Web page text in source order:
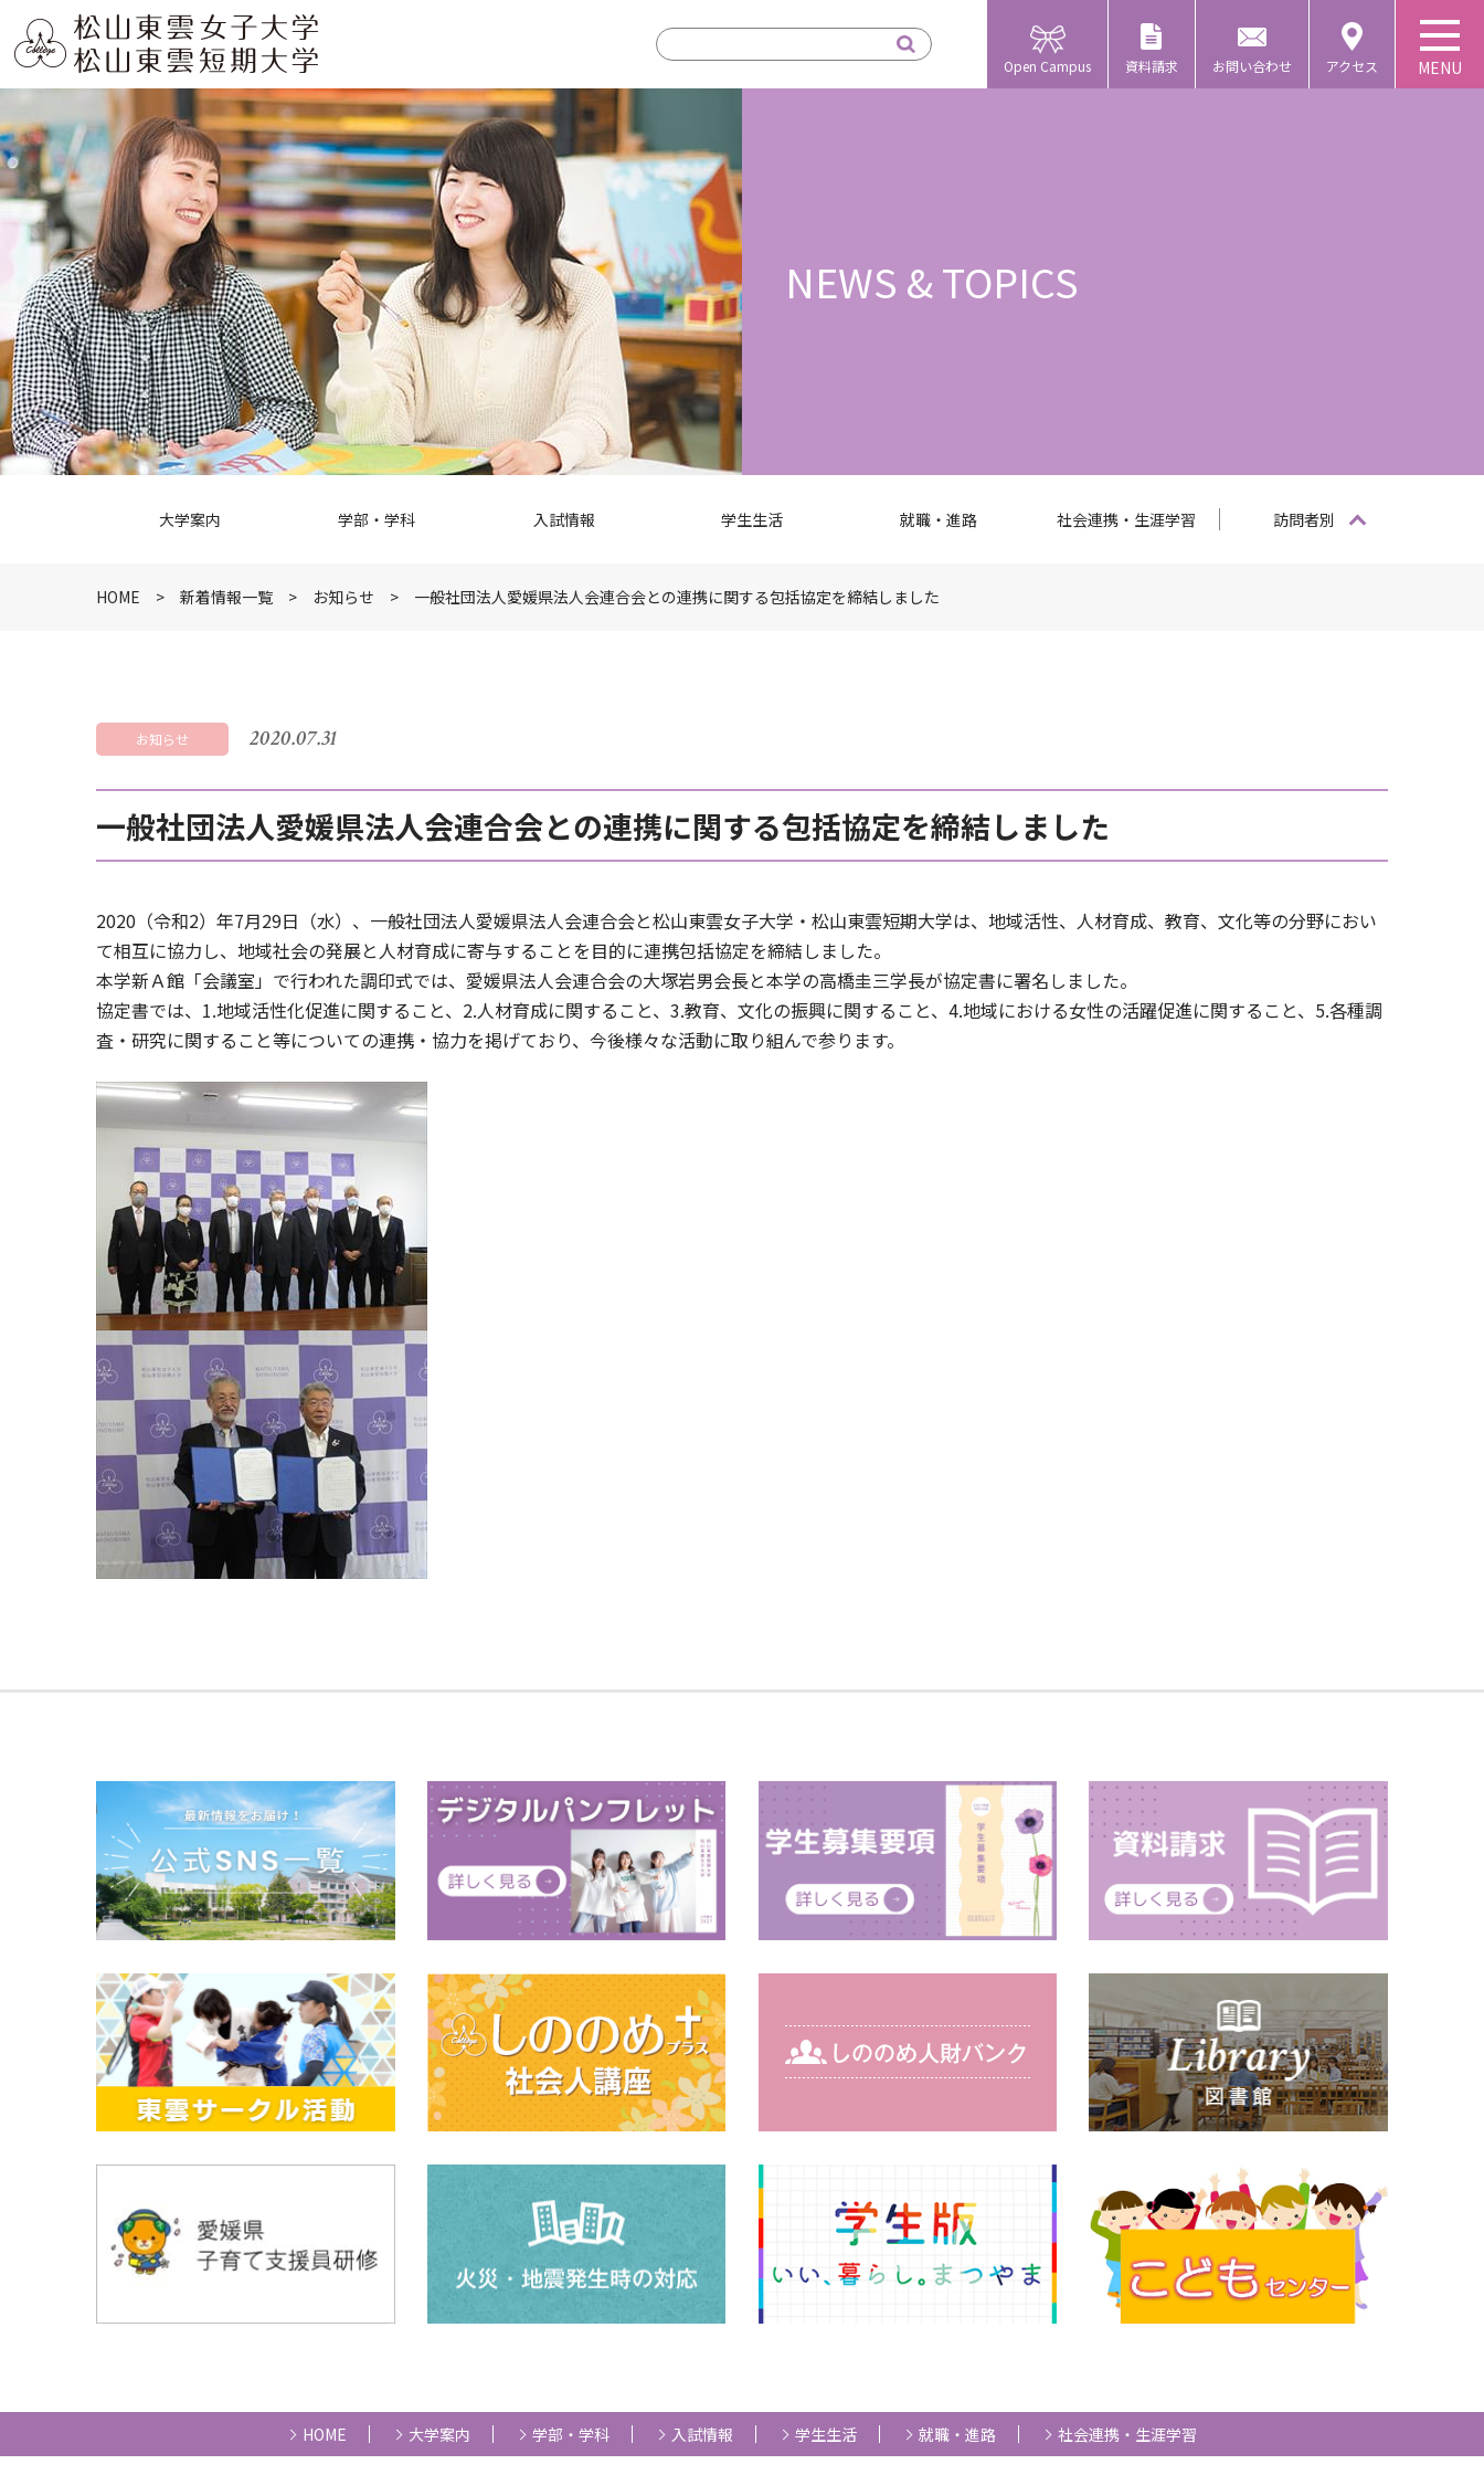
Open Campus 資料請求 お問い合わせ アクセス
NEWS & TOPICS
大学案内 学部・学科 入試情報 学生生活 就職・進路 社会連携・生涯学習 訪問者別
HOME 新着情報一覧 お知らせ 一般社団法人愛媛県法人会連合会との連携に関する包括協定を締結しました
お知らせ 2020.07.31
一般社団法人愛媛県法人会連合会との連携に関する包括協定を締結しました
2020（令和2）年7月29日（水）、一般社団法人愛媛県法人会連合会と松山東雲女子大学・松山東雲短期大学は、地域活性、人材育成、教育、文化等の分野におい
て相互に協力し、地域社会の発展と人材育成に寄与することを目的に連携包括協定を締結しました。
本学新Ａ館「会議室」で行われた調印式では、愛媛県法人会連合会の大塚岩男会長と本学の高橋圭三学長が協定書に署名しました。
協定書では、1.地域活性化促進に関すること、2.人材育成に関すること、3.教育、文化の振興に関すること、4.地域における女性の活躍促進に関すること、5.各種調
査・研究に関すること等についての連携・協力を掲げており、今後様々な活動に取り組んで参ります。
HOME 大学案内 学部・学科 入試情報 学生生活 就職・進路 社会連携・生涯学習